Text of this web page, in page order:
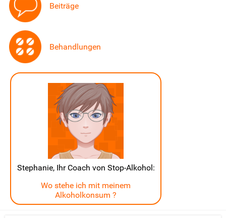
Beiträge
Behandlungen
Stephanie, Ihr Coach von Stop-Alkohol:
Wo stehe ich mit meinem
Alkoholkonsum ?